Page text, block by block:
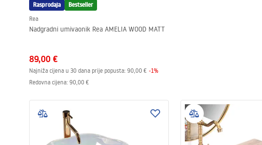
Rasprodaja Bestseller
Rea
Nadgradni umivaonik Rea AMELIA WOOD MATT
89,00 €
Najniža cijena u 30 dana prije popusta: 90,00 € -1%
Redovna cijena: 90,00 €